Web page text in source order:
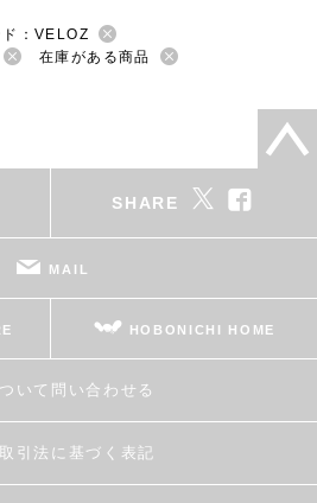
ド：VELOZ
在庫がある商品
SHARE
MAIL
HOBONICHI HOME
いて問い合わせる
引法に基づく表記